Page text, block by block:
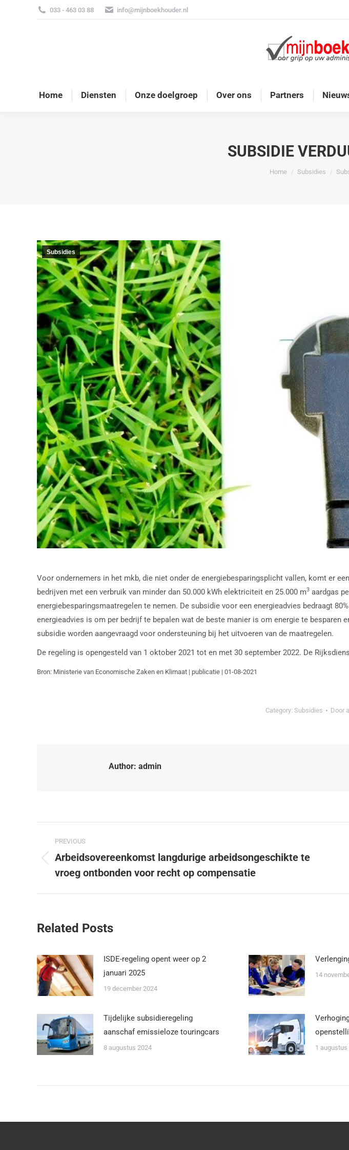
033 - 463 03 88 info@mijnboekhouder.nl
Home Diensten Onze doelgroep Over ons Partners
SUBSIDIE
Je bent hier:
Home Subsidies
Subsidies
Voor ondernemers in het mkb, die niet onder de energiebesparingsplicht vallen, komt er
bedrijven met een verbruik van minder dan 50.000 kWh elektriciteit en 25.000 m3 aardgas
energiebesparingsmaatregelen te nemen. De subsidie voor een energieadvies bedraagt
energieadvies is om per bedrijf te bepalen wat de beste manier is om energie te besparen
subsidie worden aangevraagd voor ondersteuning bij het uitvoeren van de maatregelen.
De regeling is opengesteld van 1 oktober 2021 tot en met 30 september 2022. De
Bron: Ministerie van Economische Zaken en Klimaat | publicatie | 01-08-2021
Category: Subsidies Door
Author: admin
PREVIOUS
Arbeidsovereenkomst langdurige arbeidsongeschikte te
vroeg ontbonden voor recht op compensatie
Related Posts
ISDE-regeling opent weer op 2
januari 2025
19 december 2024
14
Tijdelijke subsidieregeling
aanschaf emissieloze touringcars
8 augustus 2024 1 augustus
Home Diensten